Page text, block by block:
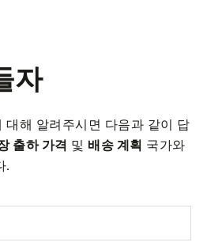
자
대해 알려주시면 다음과 같이 답
출하 가격 및 배송 계획 국가와
.